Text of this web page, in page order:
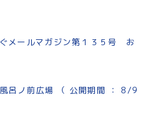
メールマガジン第１３５号 お
呂ノ前広場 （ 公開期間 ： 8/9